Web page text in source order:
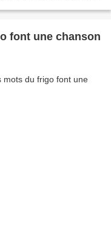
font une chanson